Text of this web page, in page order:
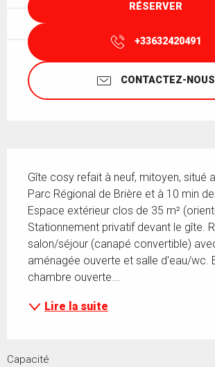
RÉSERVER
+33632420491
CONTACTEZ-NOUS
Gîte cosy refait à neuf, mitoyen, situé
Parc Régional de Brière et à 10 min
Espace extérieur clos de 35 m²
Stationnement privatif devant le gîte.
salon/séjour (canapé convertible)
aménagée ouverte et salle d'eau/wc.
chambre ouverte...
Lire la suite
Capacité